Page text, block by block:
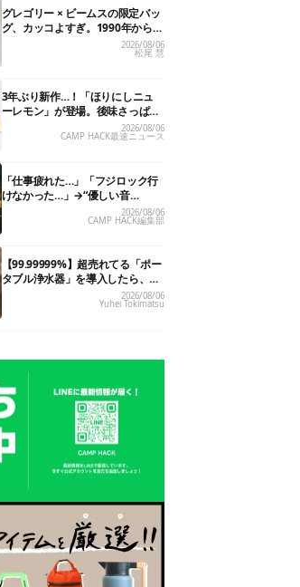
グレゴリー × ビームスの限定バッ
グ、カッコよすぎ。1990年から“3
年のみ使用”されていた、紫タグ
2026/08/06
松尾 慧
3年ぶり新作…！「ほりにしニュ
ーレモン」が登場。後味さっぱり
の万能スパイス！【8月21日発
2026/08/06
CAMP HACK最速ニュース
「仕事疲れた…」「フジロック行
けなかった…」→“優しい音
楽”と“大きな自然”で治癒。まだ間
2026/08/06
CAMP HACK編集部
【99.99999%】超売れてる「ポー
タブル浄水器」を導入したら、防
災が明確に自分ごと化した2026/08/06
Yuhei Tokimatsu